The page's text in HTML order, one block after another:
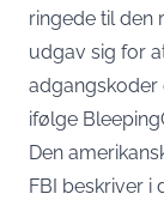
ringede til den
udgav sig for
adgangskoder
ifølge
Den
FBI beskriver i